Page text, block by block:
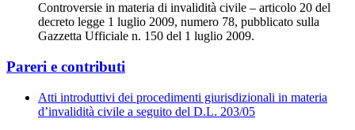
Controversie in materia di invalidità civile – articolo 20 del
decreto legge 1 luglio 2009, numero 78, pubblicato sulla
Gazzetta Ufficiale n. 150 del 1 luglio 2009.
Pareri e contributi
Atti introduttivi dei procedimenti giurisdizionali in materia
d’invalidità civile a seguito del D.L. 203/05